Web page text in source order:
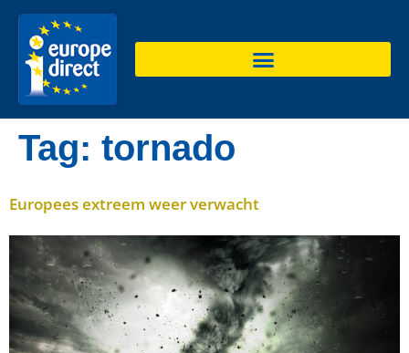
de
inhoud
Tag: tornado
Europees extreem weer verwacht